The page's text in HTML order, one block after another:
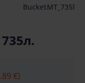
BucketMT_735l
€)